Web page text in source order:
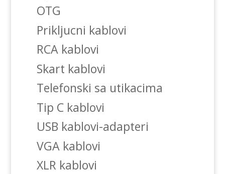
OTG
Prikljucni kablovi
RCA kablovi
Skart kablovi
Telefonski sa utikacima
Tip C kablovi
USB kablovi-adapteri
VGA kablovi
XLR kablovi